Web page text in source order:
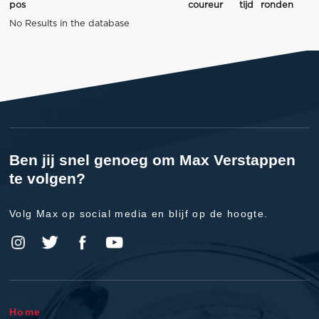
pos coureur tijd
ronden
No Results in the database
Ben jij snel genoeg om Max Verstappen
te volgen?
Volg Max op social media en blijf op de hoogte.
Home